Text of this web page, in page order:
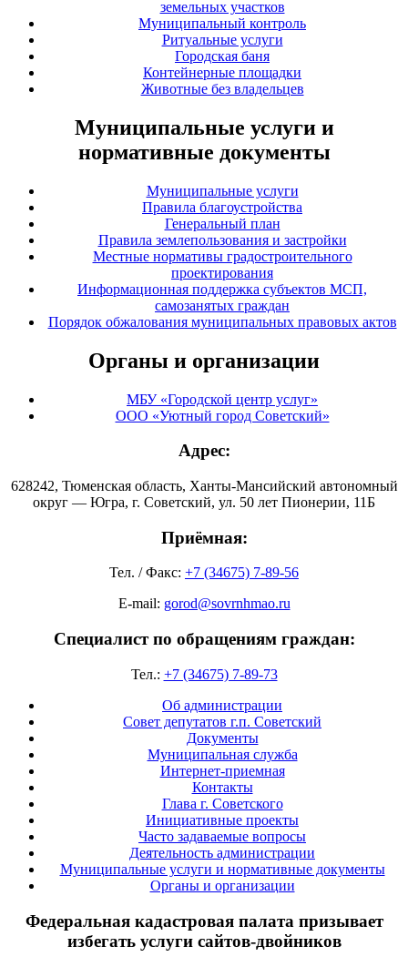
земельных участков
Муниципальный контроль
Ритуальные услуги
Городская баня
Контейнерные площадки
Животные без владельцев
Муниципальные услуги и
нормативные документы
Муниципальные услуги
Правила благоустройства
Генеральный план
Правила землепользования и застройки
Местные нормативы градостроительного
проектирования
Информационная поддержка субъектов МСП,
самозанятых граждан
Порядок обжалования муниципальных правовых актов
Органы и организации
МБУ «Городской центр услуг»
ООО «Уютный город Советский»
Адрес:
628242, Тюменская область, Ханты-Мансийский автономный
округ — Югра, г. Советский, ул. 50 лет Пионерии, 11Б
Приёмная:
Тел. / Факс: +7 (34675) 7-89-56
E-mail: gorod@sovrnhmao.ru
Специалист по обращениям граждан:
Тел.: +7 (34675) 7-89-73
Об администрации
Совет депутатов г.п. Советский
Документы
Муниципальная служба
Интернет-приемная
Контакты
Глава г. Советского
Инициативные проекты
Часто задаваемые вопросы
Деятельность администрации
Муниципальные услуги и нормативные документы
Органы и организации
Федеральная кадастровая палата призывает
избегать услуги сайтов-двойников